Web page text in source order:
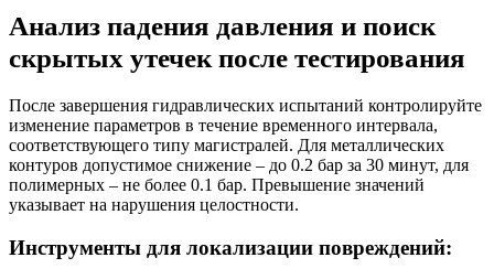
Анализ падения давления и поиск
скрытых утечек после тестирования
После завершения гидравлических испытаний контролируйте
изменение параметров в течение временного интервала,
соответствующего типу магистралей. Для металлических
контуров допустимое снижение – до 0.2 бар за 30 минут, для
полимерных – не более 0.1 бар. Превышение значений
указывает на нарушения целостности.
Инструменты для локализации повреждений: